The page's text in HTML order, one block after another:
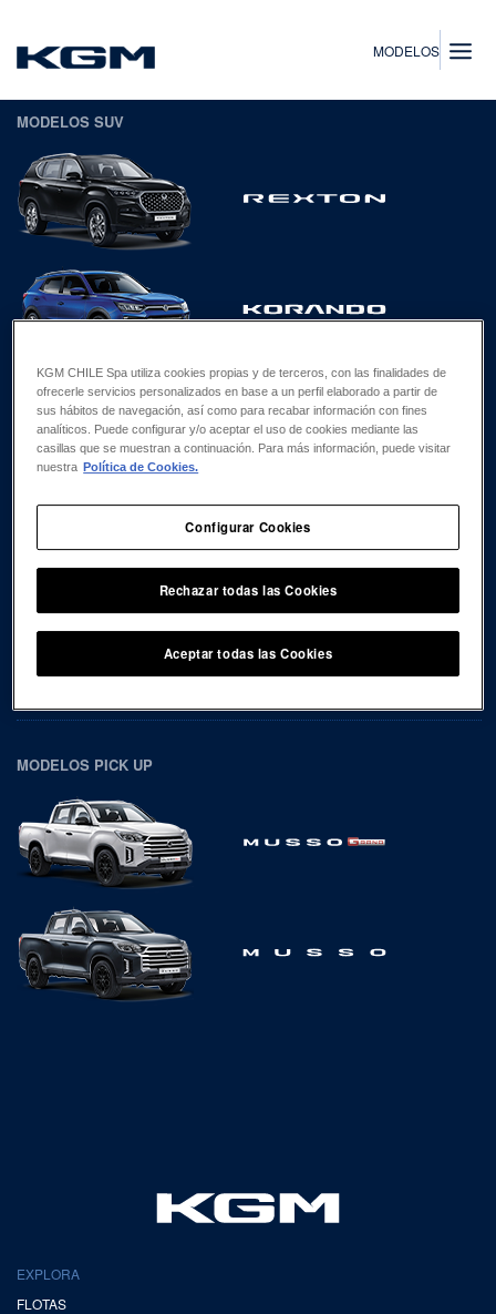
SsangYongMODELOS
MODELOS SUV
MODELOS PICK UP
EXPLORA
FLOTAS
KGM CHILE Spa utiliza cookies propias y de terceros, con las finalidades de
ofrecerle servicios personalizados en base a un perfil elaborado a partir de
sus hábitos de navegación, así como para recabar información con fines
analíticos. Puede configurar y/o aceptar el uso de cookies mediante las
casillas que se muestran a continuación. Para más información, puede visitar
nuestra Política de Cookies.
Configurar Cookies
Rechazar todas las Cookies
Aceptar todas las Cookies